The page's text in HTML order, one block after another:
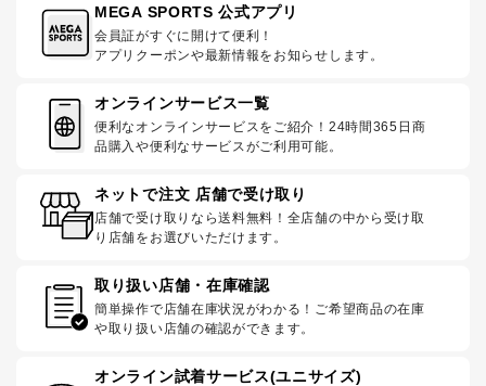
MEGA SPORTS 公式アプリ
会員証がすぐに開けて便利！
アプリクーポンや最新情報をお知らせします。
オンラインサービス一覧
便利なオンラインサービスをご紹介！24時間365日商
品購入や便利なサービスがご利用可能。
ネットで注文 店舗で受け取り
店舗で受け取りなら送料無料！全店舗の中から受け取
り店舗をお選びいただけます。
取り扱い店舗・在庫確認
簡単操作で店舗在庫状況がわかる！ご希望商品の在庫
や取り扱い店舗の確認ができます。
オンライン試着サービス(ユニサイズ)